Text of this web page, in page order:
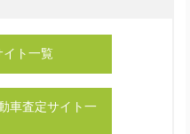
イト一覧
車査定サイト一